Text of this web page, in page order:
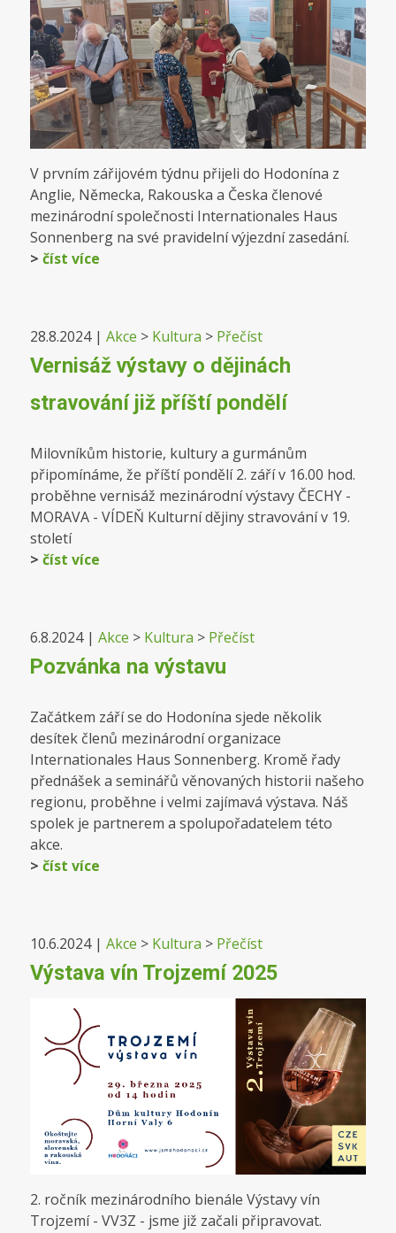
V prvním zářijovém týdnu přijeli do Hodonína z
Anglie, Německa, Rakouska a Česka členové
mezinárodní společnosti Internationales Haus
Sonnenberg na své pravidelní výjezdní zasedání.
> číst více
28.8.2024| Akce > Kultura > Přečíst
Vernisáž výstavy o dějinách
stravování již příští pondělí
Milovníkům historie, kultury a gurmánům
připomínáme, že příští pondělí 2. září v 16.00 hod.
proběhne vernisáž mezinárodní výstavy ČECHY -
MORAVA - VÍDEŇ Kulturní dějiny stravování v 19.
století
> číst více
6.8.2024| Akce > Kultura > Přečíst
Pozvánka na výstavu
Začátkem září se do Hodonína sjede několik
desítek členů mezinárodní organizace
Internationales Haus Sonnenberg. Kromě řady
přednášek a seminářů věnovaných historii našeho
regionu, proběhne i velmi zajímavá výstava. Náš
spolek je partnerem a spolupořadatelem této
akce.
> číst více
10.6.2024| Akce > Kultura > Přečíst
Výstava vín Trojzemí 2025
2. ročník mezinárodního bienále Výstavy vín
Trojzemí - VV3Z - jsme již začali připravovat.